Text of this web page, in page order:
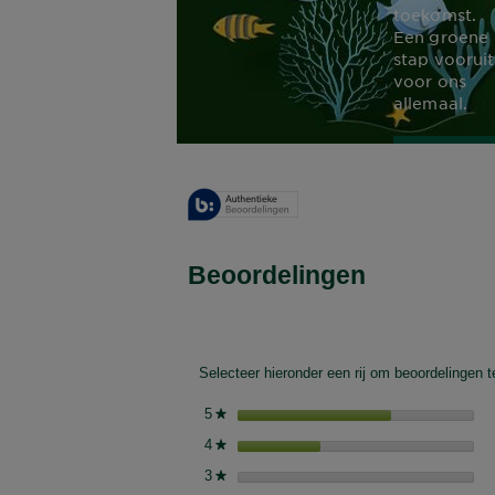
toekomst.
Een groene
stap vooruit
voor ons
allemaal.
Beoordelingen
Selecteer hieronder een rij om beoordelingen
5 ★sterren
4 ★sterren
3 ★sterren